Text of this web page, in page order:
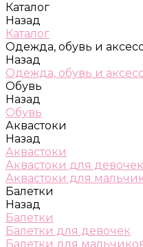
Каталог
Назад
Каталог
Одежда, обувь и
Назад
Одежда, обувь и
Обувь
Назад
Обувь
Аквастоки
Назад
Аквастоки
Аквастоки для девочек
Аквастоки для
Балетки
Назад
Балетки
Балетки для девочек
Балетки для